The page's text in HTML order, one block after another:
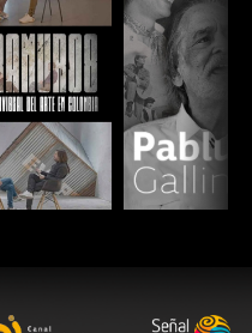
ESCUCHAR